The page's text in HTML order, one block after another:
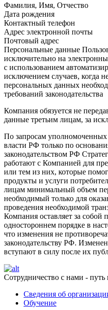
Фамилия, Имя, Отчество
Дата рождения
Контактный телефон
Адрес электронной почты
Почтовый адрес
Персональные данные
исключительно на
с использованием
исключением случаев, когда
персональных данных
требований законодательства
Компания обязуется не
данные третьим лицам, за
По запросам уполномоченных
власти РФ только по
законодательством РФ
работают с Компанией для
или тем из них, которые
продукты и услуги
лицам минимальный объем
необходимый только для
проведения необходимой
Компания оставляет за собой
одностороннем порядке в
что изменения не
законодательству РФ.
вступают в силу после их
Сотрудничество с нами - путь
Сведения об
Обучение